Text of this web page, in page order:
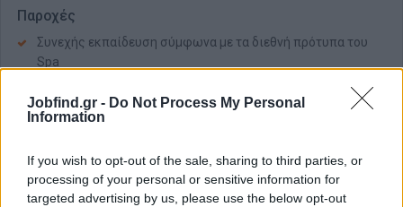
Jobfind.gr - Do Not Process My Personal
Information
If you wish to opt-out of the sale, sharing to third parties, or
processing of your personal or sensitive information for
targeted advertising by us, please use the below opt-out
Παροχές
Συνεχής εκπαίδευση σύμφωνα με τα διεθνή πρότυπα του
Spa
Ανταγωνιστικό πακέτο αποδοχών με βάση τα προσόντα και
την εμπειρία
Διαμονή σε πλήρως εξοπλισμένα διαμερίσματα
Ευχάριστο περιβάλλον εργασίας
Υποστηρικτική διαχείριση